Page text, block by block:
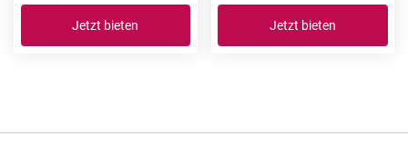
Jetzt bieten Jetzt bieten